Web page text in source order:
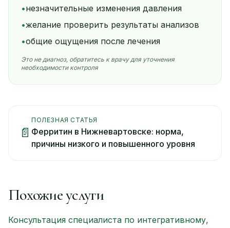
•незначительные изменения давления
•желание проверить результаты анализов
•общие ощущения после лечения
Это не диагноз, обратитесь к врачу для уточнения
необходимости контроля
📄
ПОЛЕЗНАЯ СТАТЬЯ
Ферритин в Нижневартовске: норма,
причины низкого и повышенного уровня
Похожие услуги
Консультация специалиста по интегративному,